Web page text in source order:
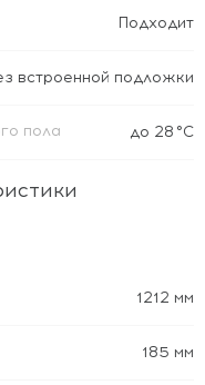
Подходит
встроенной подложки
пола до 28 °C
1212 мм
185 мм